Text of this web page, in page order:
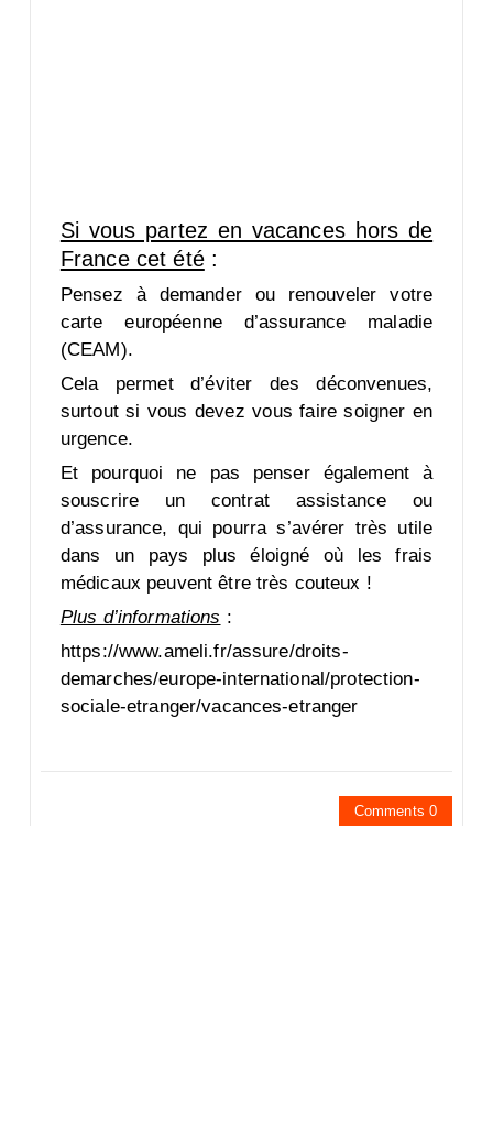
Si vous partez en vacances hors de
France cet été:
Pensez à demander ou renouveler votre
carte européenne d’assurance maladie
(CEAM).
Cela permet d’éviter des déconvenues,
surtout si vous devez vous faire soigner en
urgence.
Et pourquoi ne pas penser également à
souscrire un contrat assistance ou
d’assurance, qui pourra s’avérer très utile
dans un pays plus éloigné où les frais
médicaux peuvent être très couteux !
Plus d’informations :
https://www.ameli.fr/assure/droits-
demarches/europe-international/protection-
sociale-etranger/vacances-etranger
Comments 0